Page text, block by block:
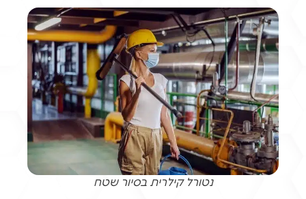
נטורל קילרית בסיור שטח